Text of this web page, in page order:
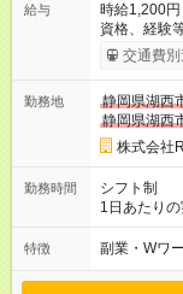
給与
時給1,200
資格、経験等考慮します。
の長さ：6
交通費別
勤務地
静岡県湖西
静岡県湖西
株式会社
勤務時間
シフト制
1日あたり
上 勤務日数
特徴 副業・Wワ